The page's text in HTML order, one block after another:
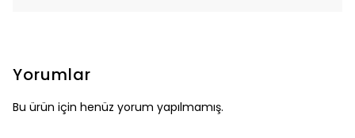
Yorumlar
Bu ürün için henüz yorum yapılmamış.